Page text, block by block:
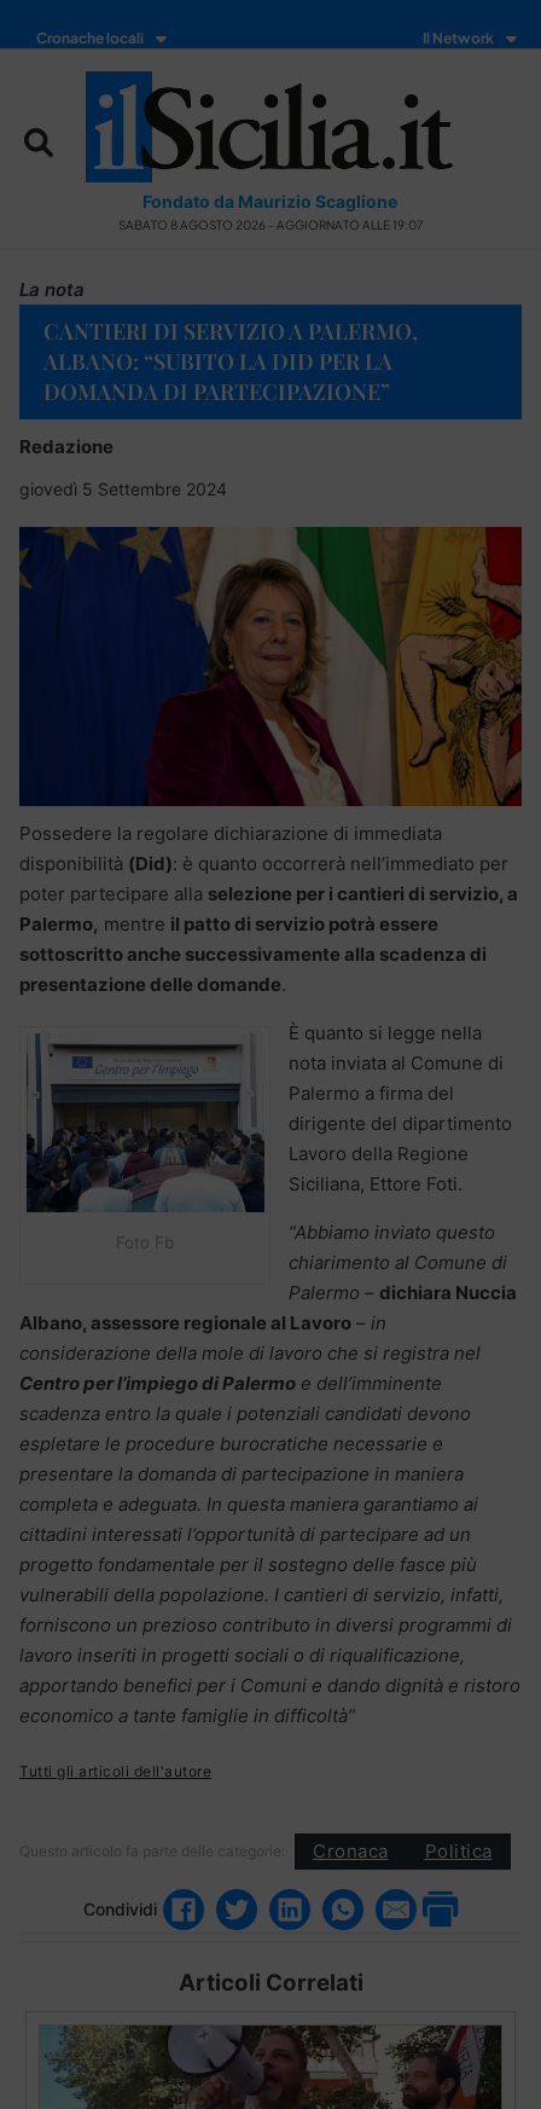
Cronache locali Il Network
Fondato da Maurizio Scaglione
SABATO 8 AGOSTO 2026 - AGGIORNATO ALLE 19:07
La nota
CANTIERI DI SERVIZIO A PALERMO,
ALBANO: “SUBITO LA DID PER LA
DOMANDA DI PARTECIPAZIONE”
Redazione
giovedì 5 Settembre 2024
Possedere la regolare dichiarazione di immediata
disponibilità (Did): è quanto occorrerà nell’immediato per
poter partecipare alla selezione per i cantieri di servizio, a
Palermo, mentre il patto di servizio potrà essere
sottoscritto anche successivamente alla scadenza di
presentazione delle domande.
Foto Fb
È quanto si legge nella
nota inviata al Comune di
Palermo a firma del
dirigente del dipartimento
Lavoro della Regione
Siciliana, Ettore Foti.
“Abbiamo inviato questo
chiarimento al Comune di
Palermo – dichiara Nuccia
Albano, assessore regionale al Lavoro – in
considerazione della mole di lavoro che si registra nel
Centro per l’impiego di Palermo e dell’imminente
scadenza entro la quale i potenziali candidati devono
espletare le procedure burocratiche necessarie e
presentare la domanda di partecipazione in maniera
completa e adeguata. In questa maniera garantiamo ai
cittadini interessati l’opportunità di partecipare ad un
progetto fondamentale per il sostegno delle fasce più
vulnerabili della popolazione. I cantieri di servizio, infatti,
forniscono un prezioso contributo in diversi programmi di
lavoro inseriti in progetti sociali o di riqualificazione,
apportando benefici per i Comuni e dando dignità e ristoro
economico a tante famiglie in difficoltà”
Tutti gli articoli dell'autore
Questo articolo fa parte delle categorie: Cronaca Politica
Condividi
Articoli Correlati